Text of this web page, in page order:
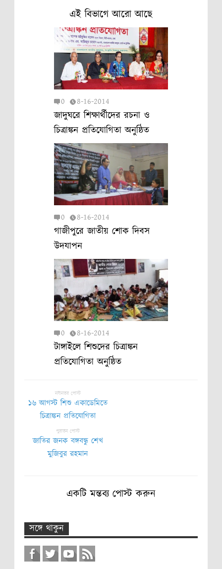
এই বিভাগে আরো আছে
0 8-16-2014
জাদুঘরে শিক্ষার্থীদের রচনা ও
চিত্রাঙ্কন প্রতিযোগিতা অনুষ্ঠিত
0 8-16-2014
গাজীপুরে জাতীয় শোক দিবস
উদযাপন
0 8-16-2014
টাঙ্গাইলে শিশুদের চিত্রাঙ্কন
প্রতিযোগিতা অনুষ্ঠিত
নবীনতর পোস্ট
১৬ আগস্ট শিশু একাডেমিতে
চিত্রাঙ্কন প্রতিযোগিতা
পুরাতন পোস্ট
জাতির জনক বঙ্গবন্ধু শেখ
মুজিবুর রহমান
একটি মন্তব্য পোস্ট করুন
সঙ্গে থাকুন